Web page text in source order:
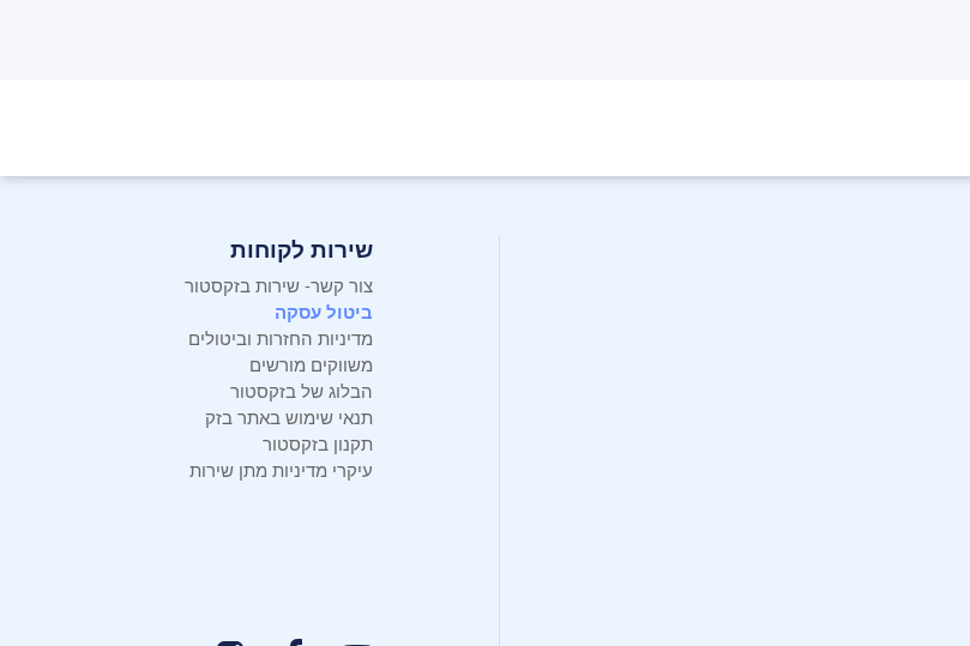
שירות לקוחות
צור קשר- שירות בזקסטור
ביטול עסקה
מדיניות החזרות וביטולים
משווקים מורשים
הבלוג של בזקסטור
תנאי שימוש באתר בזק
תקנון בזקסטור
עיקרי מדיניות מתן שירות